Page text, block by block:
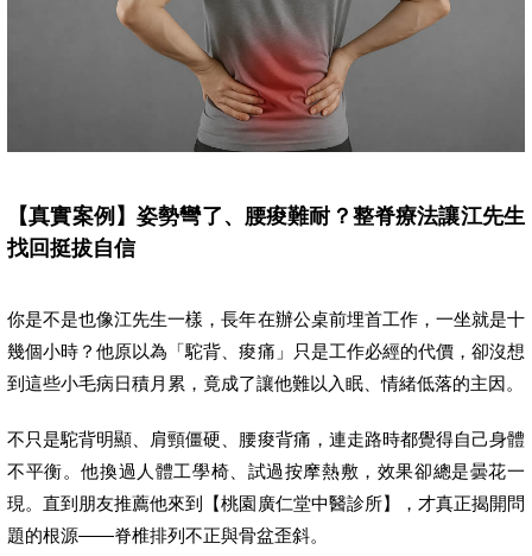
【真實案例】姿勢彎了、腰痠難耐？整脊療法讓江先生
找回挺拔自信
你是不是也像江先生一樣，長年在辦公桌前埋首工作，一坐就是十
幾個小時？他原以為「駝背、痠痛」只是工作必經的代價，卻沒想
到這些小毛病日積月累，竟成了讓他難以入眠、情緒低落的主因。
不只是駝背明顯、肩頸僵硬、腰痠背痛，連走路時都覺得自己身體
不平衡。他換過人體工學椅、試過按摩熱敷，效果卻總是曇花一
現。直到朋友推薦他來到【桃園廣仁堂中醫診所】，才真正揭開問
題的根源——脊椎排列不正與骨盆歪斜。